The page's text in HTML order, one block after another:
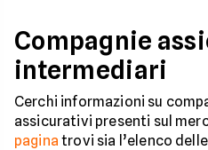
Compagnie
intermediari
Cerchi informazioni su
assicurativi presenti sul
pagina trovi sia l’elenco